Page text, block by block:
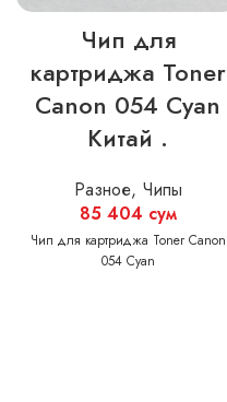
Чип для
картриджа Toner
Canon 054 Cyan
Китай .
Разное, Чипы
85 404 сум
Чип для картриджа Toner Canon
054 Cyan